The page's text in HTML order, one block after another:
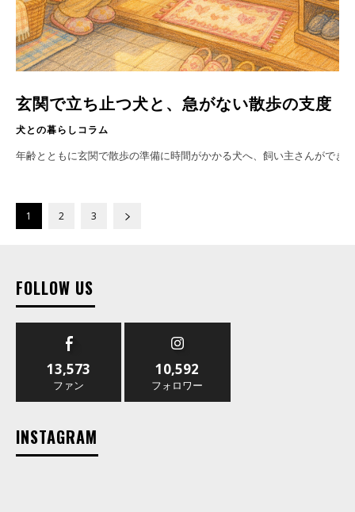
玄関で立ち止つ犬と、急がない散歩の支度
犬との暮らしコラム
年齢とともに玄関で散歩の準備に時間がかかる犬へ、飼い主さんがで
1 2 3
FOLLOW US
13,573
ファン
10,592
フォロワー
INSTAGRAM